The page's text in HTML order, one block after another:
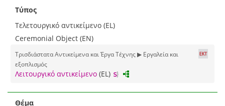
Τύπος
Τελετουργικό αντικείμενο (EL)
Ceremonial Object (EN)
Τρισδιάστατα Αντικείμενα και Έργα Τέχνης ▶ Εργαλεία και
εξοπλισμός
Λειτουργικό αντικείμενο (EL)
Θέμα